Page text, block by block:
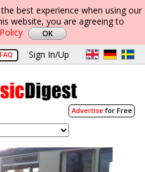
best experience when using our
website, you are agreeing to
FAQ Sign In/Up
Advertisefor Free